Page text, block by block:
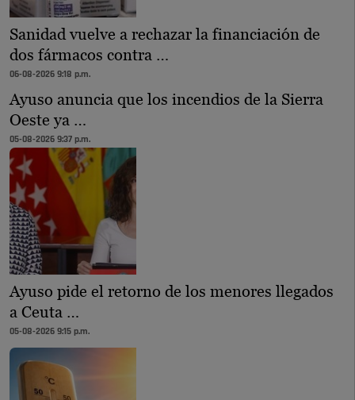
Sanidad vuelve a rechazar la financiación de
dos fármacos contra …
06-08-2026 9:18 p.m.
Ayuso anuncia que los incendios de la Sierra
Oeste ya …
05-08-2026 9:37 p.m.
Ayuso pide el retorno de los menores llegados
a Ceuta …
05-08-2026 9:15 p.m.